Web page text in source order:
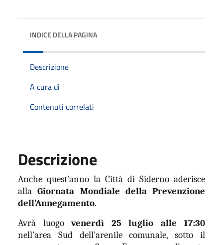
INDICE DELLA PAGINA
Descrizione
A cura di
Contenuti correlati
Descrizione
Anche quest’anno la Città di Siderno aderisce
allaGiornata Mondiale della Prevenzione
dell’Annegamento.
Avrà luogovenerdì 25 luglio alle 17:30
nell’area Sud dell’arenile comunale, sotto il